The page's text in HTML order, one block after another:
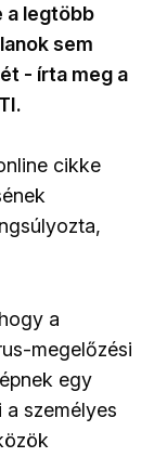
a legtöbb
sem
- írta meg a
cikke
a
megelőzési
egy
személyes